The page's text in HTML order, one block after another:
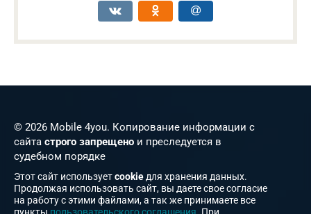
© 2026 Mobile 4you. Копирование информации с
сайта строго запрещено и преследуется в
судебном порядке
Этот сайт используетcookie для хранения данных.
Продолжая использовать сайт, вы даете свое согласие
на работу с этими файлами, а так же принимаете все
пункты пользовательского соглашения . При